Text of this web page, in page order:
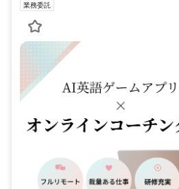
業務委託